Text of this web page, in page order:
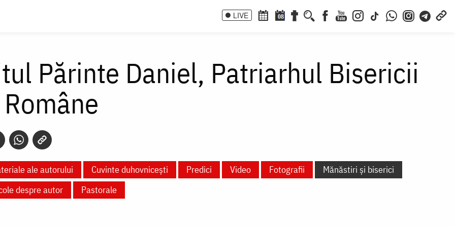
LIVE 08
Părinte Daniel, Patriarhul Bisericii
ale autorului Cuvinte duhovnicești Predici Video Fotografii
Mănăstiri și biserici
despre autor Pastorale